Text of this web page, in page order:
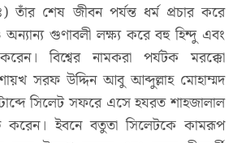
তাঁর শেষ জীবন পর্যন্ত ধর্ম প্রচার করে
গুণাবলী লক্ষ্য করে বহু হিন্দু এবং
বিশ্বের নামকরা পর্যটক মরক্কো
সরফ উদ্দিন আবু আব্দুল্লাহ মোহাম্মদ
সিলেট সফরে এসে হযরত শাহজালাল
করেন। ইবনে বতুতা সিলেটকে কামরূপ